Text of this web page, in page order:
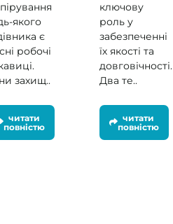
якого
є
робочі
захищ..
читати
повністю
ключову
роль у
забезпеченні
їх якості та
довговічності.
Два те..
читати
повністю